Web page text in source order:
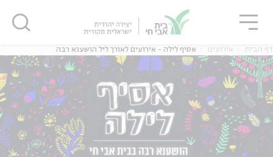
דף הבית אירועים אסיף לילה - אירועים לאורך ליל הושענא רבה
סגור